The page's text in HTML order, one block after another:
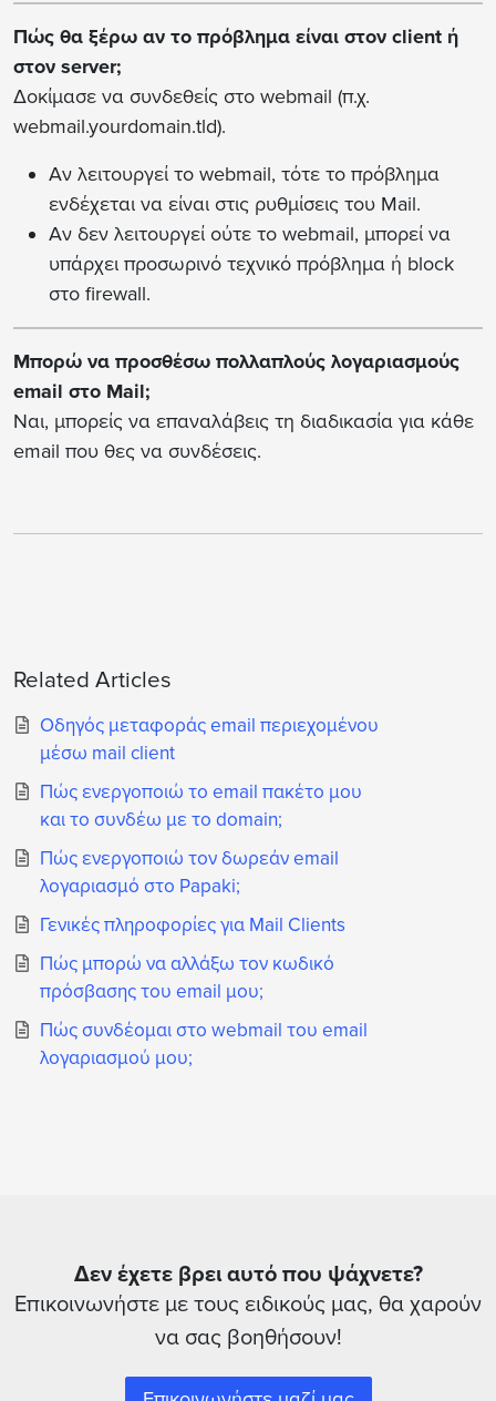
Πώς θα ξέρω αν το πρόβλημα είναι στον client ή
στον server;
Δοκίμασε να συνδεθείς στο webmail (π.χ.
webmail.yourdomain.tld).
Αν λειτουργεί το webmail, τότε το πρόβλημα
ενδέχεται να είναι στις ρυθμίσεις του Mail.
Αν δεν λειτουργεί ούτε το webmail, μπορεί να
υπάρχει προσωρινό τεχνικό πρόβλημα ή block
στο firewall.
Μπορώ να προσθέσω πολλαπλούς λογαριασμούς
email στο Mail;
Ναι, μπορείς να επαναλάβεις τη διαδικασία για κάθε
email που θες να συνδέσεις.
Related Articles
Οδηγός μεταφοράς email περιεχομένου
μέσω mail client
Πώς ενεργοποιώ το email πακέτο μου
και το συνδέω με το domain;
Πώς ενεργοποιώ τον δωρεάν email
λογαριασμό στο Papaki;
Γενικές πληροφορίες για Mail Clients
Πώς μπορώ να αλλάξω τον κωδικό
πρόσβασης του email μου;
Πώς συνδέομαι στο webmail του email
λογαριασμού μου;
Δεν έχετε βρει αυτό που ψάχνετε?
Επικοινωνήστε με τους ειδικούς μας, θα χαρούν
να σας βοηθήσουν!